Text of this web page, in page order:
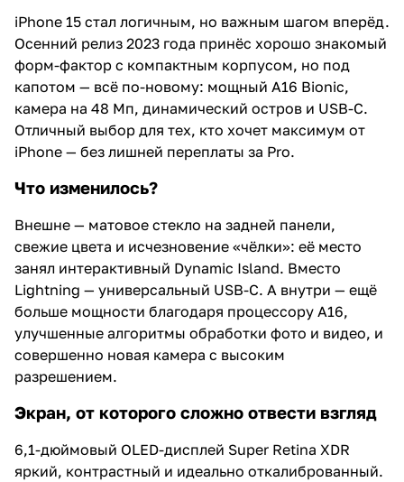
iPhone 15 стал логичным, но важным шагом вперёд.
Осенний релиз 2023 года принёс хорошо знакомый
форм-фактор с компактным корпусом, но под
капотом — всё по-новому: мощный A16 Bionic,
камера на 48 Мп, динамический остров и USB-C.
Отличный выбор для тех, кто хочет максимум от
iPhone — без лишней переплаты за Pro.
Что изменилось?
Внешне — матовое стекло на задней панели,
свежие цвета и исчезновение «чёлки»: её место
занял интерактивный Dynamic Island. Вместо
Lightning — универсальный USB-C. А внутри — ещё
больше мощности благодаря процессору A16,
улучшенные алгоритмы обработки фото и видео, и
совершенно новая камера с высоким
разрешением.
Экран, от которого сложно отвести взгляд
6,1-дюймовый OLED-дисплей Super Retina XDR
яркий, контрастный и идеально откалиброванный.